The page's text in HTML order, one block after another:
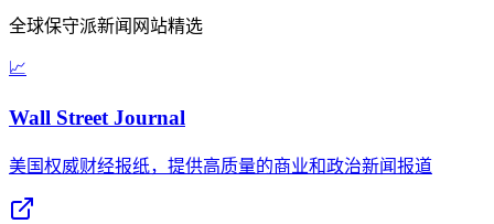
全球保守派新闻网站精选
📈
Wall Street Journal
美国权威财经报纸，提供高质量的商业和政治新闻报道